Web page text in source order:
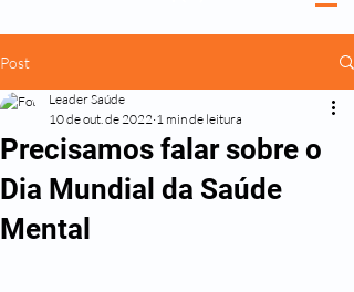
Post
Precisamos falar sobre o
Dia Mundial da Saúde
Mental
Leader Saúde
10 de out. de 2022 1 min de leitura